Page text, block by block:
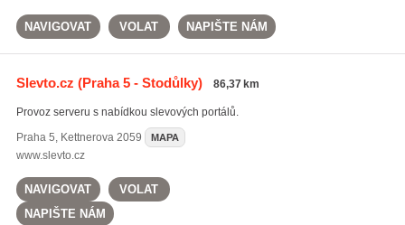
NAVIGOVAT VOLAT NAPIŠTE NÁM
Slevto.cz (Praha 5 - Stodůlky) 86,37 km
Provoz serveru s nabídkou slevových portálů.
Praha 5, Kettnerova 2059 MAPA
www.slevto.cz
NAVIGOVAT
VOLAT
NAPIŠTE NÁM